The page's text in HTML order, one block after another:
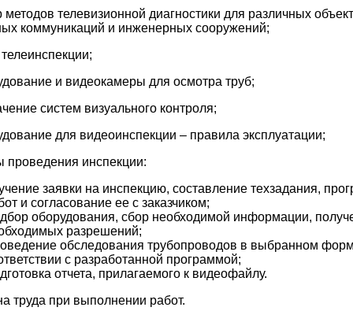
методов телевизионной диагностики для различных
коммуникаций и инженерных сооружений;
и видеокамеры для осмотра труб;
систем визуального контроля;
для видеоинспекции – правила эксплуатации;
проведения инспекции:
заявки на инспекцию, составление техзадания,
и согласование ее с заказчиком;
оборудования, сбор необходимой информации,
разрешений;
обследования трубопроводов в выбранном
с разработанной программой;
отчета, прилагаемого к видеофайлу.
труда при выполнении работ.